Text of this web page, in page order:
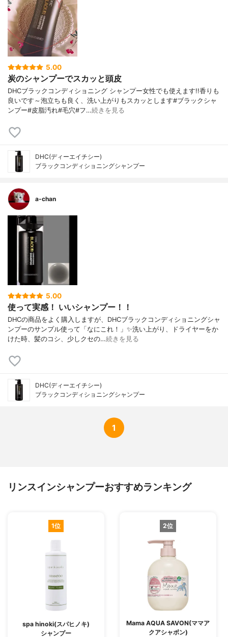
5.00
炭のシャンプーでスカッと頭皮
DHCブラックコンディショニング シャンプー女性でも使えます!!香りも
良いです～泡立ちも良く、洗い上がりもスカッとします#ブラックシャ
ンプー#皮脂汚れ#毛穴#フ…続きを見る
DHC(ディーエイチシー)
ブラックコンディショニングシャンプー
a-chan
5.00
使って実感！ いいシャンプー！！
DHCの商品をよく購入しますが、DHCブラックコンディショニングシャ
ンプーのサンプル使って「なにこれ！」✨洗い上がり、ドライヤーをか
けた時、髪のコシ、少しクセの…続きを見る
DHC(ディーエイチシー)
ブラックコンディショニングシャンプー
1
リンスインシャンプーおすすめランキング
1位
spa hinoki(スパヒノキ)
シャンプー
2位
Mama AQUA SAVON(ママア
クアシャボン)